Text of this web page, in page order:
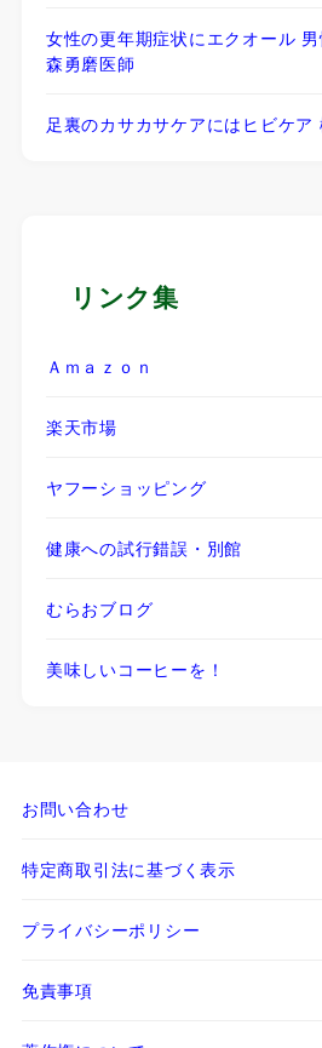
女性の更年期症状にエクオール
森勇磨医師
足裏のカサカサケアにはヒビケア
リンク集
Ａｍａｚｏｎ
楽天市場
ヤフーショッピング
健康への試行錯誤・別館
むらおブログ
美味しいコーヒーを！
お問い合わせ
特定商取引法に基づく表示
プライバシーポリシー
免責事項